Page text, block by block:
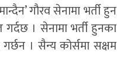
गौरव सेनामा भर्ती हुन
। सेनामा भर्ती हुनका
। सैन्य कोर्समा सक्षम